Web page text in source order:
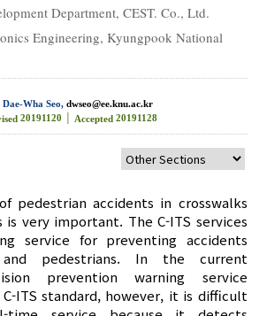
Department, CEST. Co., Ltd.
Engineering, Kyungpook National
Wha Seo,dwseo@ee.knu.ac.kr
20191120 │ Accepted 20191128
pedestrian accidents in crosswalks
very important. The C-ITS services
service for preventing accidents
pedestrians. In the current
prevention warning service
ITS standard, however, it is difficult